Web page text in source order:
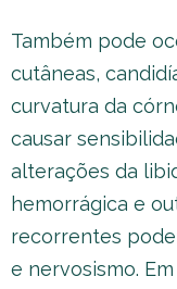
Também pode
cutâneas,
curvatura da
causar
alterações da
hemorrágica e
recorrentes
e nervosismo.